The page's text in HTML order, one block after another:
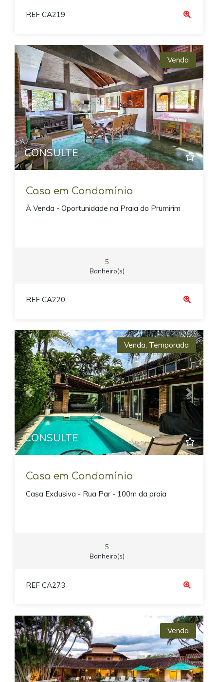
REF CA219
Previous Next
Venda
CONSULTE
Casa em Condomínio
À Venda - Oportunidade na Praia do Prumirim
5
Banheiro(s)
REF CA220
Previous Next
Venda, Temporada
CONSULTE
Casa em Condomínio
Casa Exclusiva - Rua Par - 100m da praia
5
Banheiro(s)
REF CA273
Venda